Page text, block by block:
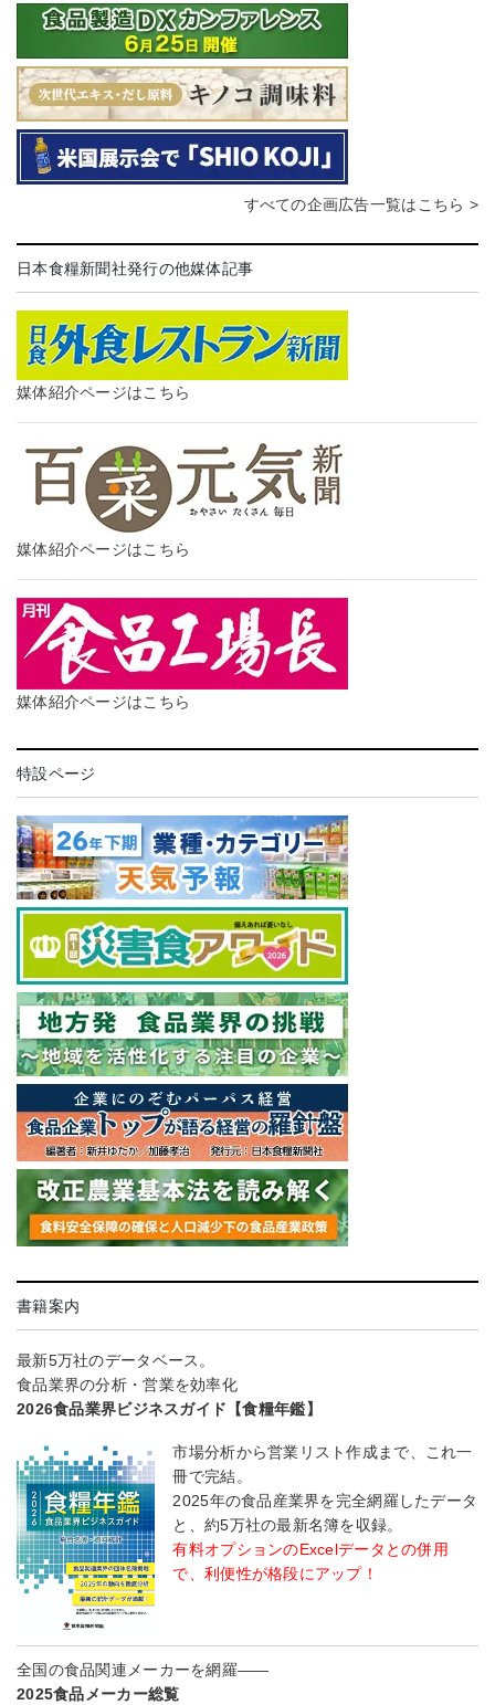
すべての企画広告一覧はこちら >
日本食糧新聞社発行の他媒体記事
媒体紹介ページはこちら
媒体紹介ページはこちら
媒体紹介ページはこちら
特設ページ
書籍案内
最新5万社のデータベース。
食品業界の分析・営業を効率化
2026食品業界ビジネスガイド【食糧年鑑】
市場分析から営業リスト作成まで、これ一
冊で完結。
2025年の食品産業界を完全網羅したデータ
と、約5万社の最新名簿を収録。
有料オプションのExcelデータとの併用
で、利便性が格段にアップ！
全国の食品関連メーカーを網羅――
2025食品メーカー総覧